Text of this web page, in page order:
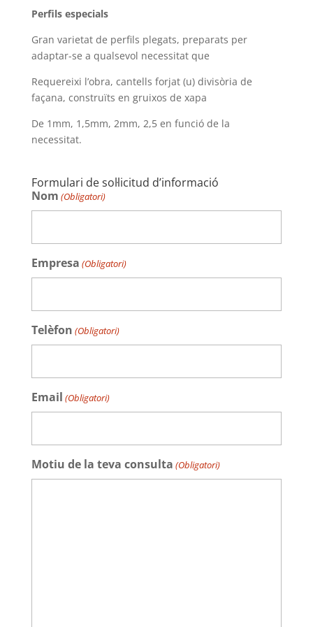
Perfils especials
Gran varietat de perfils plegats, preparats per
adaptar-se a qualsevol necessitat que
Requereixi l’obra, cantells forjat (u) divisòria de
façana, construïts en gruixos de xapa
De 1mm, 1,5mm, 2mm, 2,5 en funció de la
necessitat.
Formulari de sol·licitud d’informació
Nom (Obligatori)
Empresa (Obligatori)
Telèfon (Obligatori)
Email (Obligatori)
Motiu de la teva consulta (Obligatori)